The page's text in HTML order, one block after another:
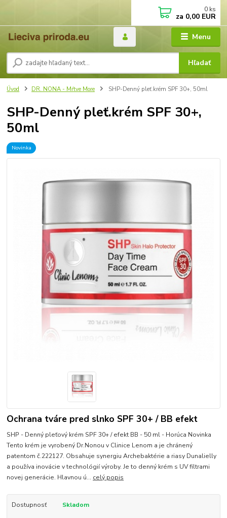
Menu
Hľadať
0 ks
za 0,00 EUR
Úvod DR. NONA - Mŕtve More SHP-Denný pleť.krém SPF 30+, 50ml
SHP-Denný pleť.krém SPF 30+,
50ml
Novinka
Ochrana tváre pred slnko SPF 30+ / BB efekt
SHP - Denný pleťový krém SPF 30+ / efekt BB - 50 ml - Horúca Novinka
Tento krém je vyrobený Dr.Nonou v Clinice Lenom a je chránený
patentom č.222127. Obsahuje synergiu Archebaktérie a riasy Dunalielly
a používa inovácie v technológií výroby. Je to denný krém s UV filtrami
novej generácie. Hlavnou ú... celý popis
Dostupnosť Skladom